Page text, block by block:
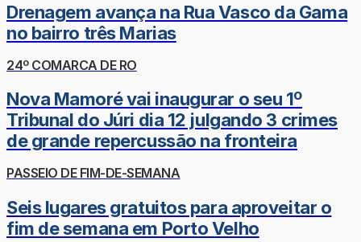
Drenagem avança na Rua Vasco da Gama
no bairro três Marias
24º COMARCA DE RO
Nova Mamoré vai inaugurar o seu 1º
Tribunal do Júri dia 12 julgando 3 crimes
de grande repercussão na fronteira
PASSEIO DE FIM-DE-SEMANA
Seis lugares gratuitos para aproveitar o
fim de semana em Porto Velho